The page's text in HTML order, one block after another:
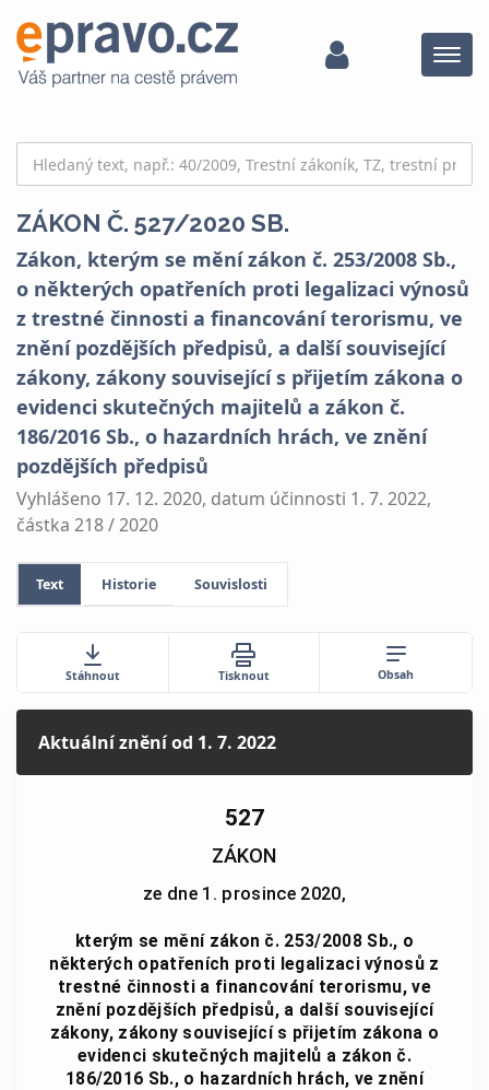
Menu
ZÁKON Č. 527/2020 SB.
Zákon, kterým se mění zákon č. 253/2008 Sb.,
o některých opatřeních proti legalizaci výnosů
z trestné činnosti a financování terorismu, ve
znění pozdějších předpisů, a další související
zákony, zákony související s přijetím zákona o
evidenci skutečných majitelů a zákon č.
186/2016 Sb., o hazardních hrách, ve znění
pozdějších předpisů
Vyhlášeno 17. 12. 2020, datum účinnosti 1. 7. 2022,
částka 218 / 2020
Text Historie Souvislosti
Stáhnout Tisknout Obsah
Aktuální zněníod 1. 7. 2022
527
ZÁKON
ze dne 1. prosince 2020,
kterým se mění zákon č. 253/2008 Sb., o
některých opatřeních proti legalizaci výnosů z
trestné činnosti a financování terorismu, ve
znění pozdějších předpisů, a další související
zákony, zákony související s přijetím zákona o
evidenci skutečných majitelů a zákon č.
186/2016 Sb., o hazardních hrách, ve znění